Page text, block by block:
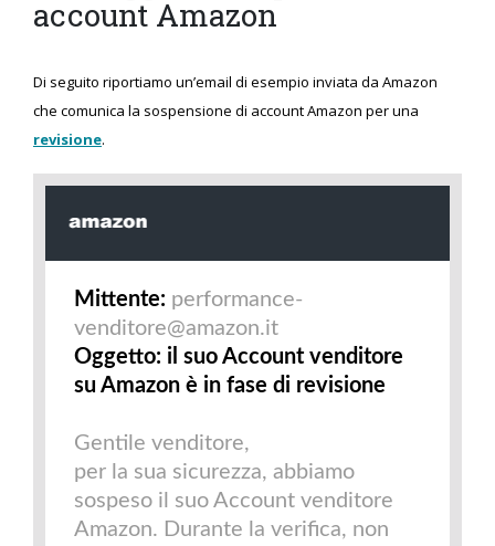
account Amazon
Di seguito riportiamo un’email di esempio inviata da Amazon
che comunica la sospensione di account Amazon per una
revisione.
Mittente: performance-
venditore@amazon.it
Oggetto: il suo Account venditore
su Amazon è in fase di revisione
Gentile venditore,
per la sua sicurezza, abbiamo
sospeso il suo Account venditore
Amazon. Durante la verifica, non